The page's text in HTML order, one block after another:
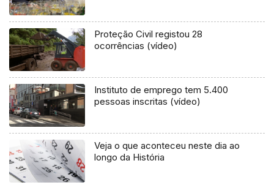
Proteção Civil registou 28
ocorrências (vídeo)
Instituto de emprego tem 5.400
pessoas inscritas (vídeo)
Veja o que aconteceu neste dia ao
longo da História